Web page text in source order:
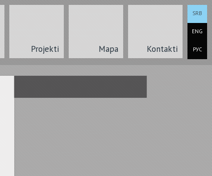
Projekti Mapa Kontakti
SRB
ENG
РУС